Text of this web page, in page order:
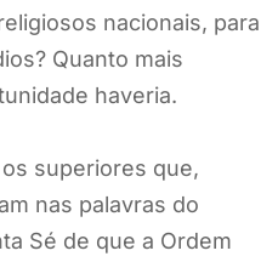
nacionais, para
Quanto mais
haveria.
superiores que,
nas palavras do
Sé de que a Ordem